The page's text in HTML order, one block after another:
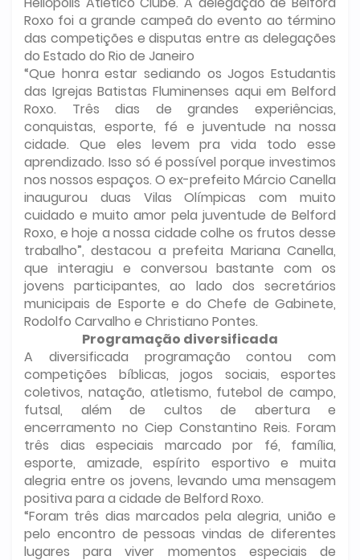
Roxo foi a grande campeã do evento ao término
das competições e disputas entre as delegações
do Estado do Rio de Janeiro
“Que honra estar sediando os Jogos Estudantis
das Igrejas Batistas Fluminenses aqui em Belford
Roxo. Três dias de grandes experiências,
conquistas, esporte, fé e juventude na nossa
cidade. Que eles levem pra vida todo esse
aprendizado. Isso só é possível porque investimos
nos nossos espaços. O ex-prefeito Márcio Canella
inaugurou duas Vilas Olímpicas com muito
cuidado e muito amor pela juventude de Belford
Roxo, e hoje a nossa cidade colhe os frutos desse
trabalho”, destacou a prefeita Mariana Canella,
que interagiu e conversou bastante com os
jovens participantes, ao lado dos secretários
municipais de Esporte e do Chefe de Gabinete,
Rodolfo Carvalho e Christiano Pontes.
Programação diversificada
A diversificada programação contou com
competições bíblicas, jogos sociais, esportes
coletivos, natação, atletismo, futebol de campo,
futsal, além de cultos de abertura e
encerramento no Ciep Constantino Reis. Foram
três dias especiais marcado por fé, família,
esporte, amizade, espírito esportivo e muita
alegria entre os jovens, levando uma mensagem
positiva para a cidade de Belford Roxo.
“Foram três dias marcados pela alegria, união e
pelo encontro de pessoas vindas de diferentes
lugares para viver momentos especiais de